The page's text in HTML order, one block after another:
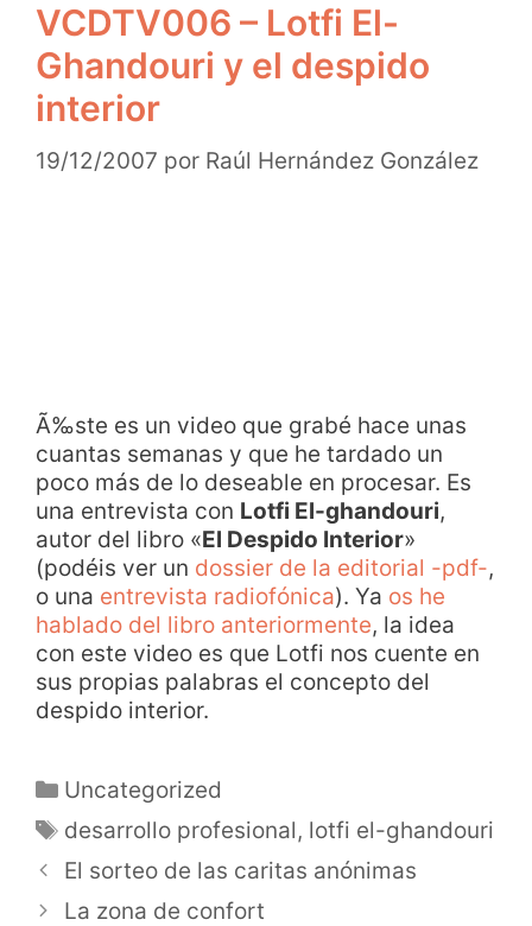
VCDTV006 – Lotfi El-
Ghandouri y el despido
interior
19/12/2007 por Raúl Hernández González
Ã‰ste es un video que grabé hace unas
cuantas semanas y que he tardado un
poco más de lo deseable en procesar. Es
una entrevista con Lotfi El-ghandouri,
autor del libro «El Despido Interior»
(podéis ver un dossier de la editorial -pdf-,
o una entrevista radiofónica). Ya os he
hablado del libro anteriormente, la idea
con este video es que Lotfi nos cuente en
sus propias palabras el concepto del
despido interior.
Uncategorized
desarrollo profesional, lotfi el-ghandouri
El sorteo de las caritas anónimas
La zona de confort